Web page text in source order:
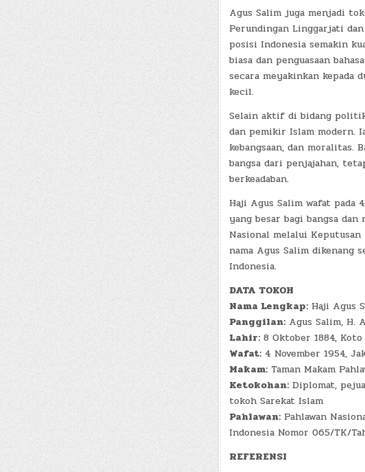
Agus Salim juga menjadi
Perundingan Linggarjati
posisi Indonesia semakin
biasa dan penguasaan
secara meyakinkan kepada
kecil.
Selain aktif di bidang
dan pemikir Islam modern.
kebangsaan, dan moralitas.
bangsa dari penjajahan,
berkeadaban.
Haji Agus Salim wafat pada
yang besar bagi bangsa
Nasional melalui
nama Agus Salim dikenang
Indonesia.
DATA TOKOH
Nama Lengkap:Haji Agus
Panggilan:Agus Salim, H.
Lahir:8 Oktober 1884, Koto
Wafat:4 November 1954,
Makam:Taman Makam
Ketokohan:Diplomat,
tokoh Sarekat Islam
Pahlawan:Pahlawan
Indonesia Nomor 065/TK/
REFERENSI